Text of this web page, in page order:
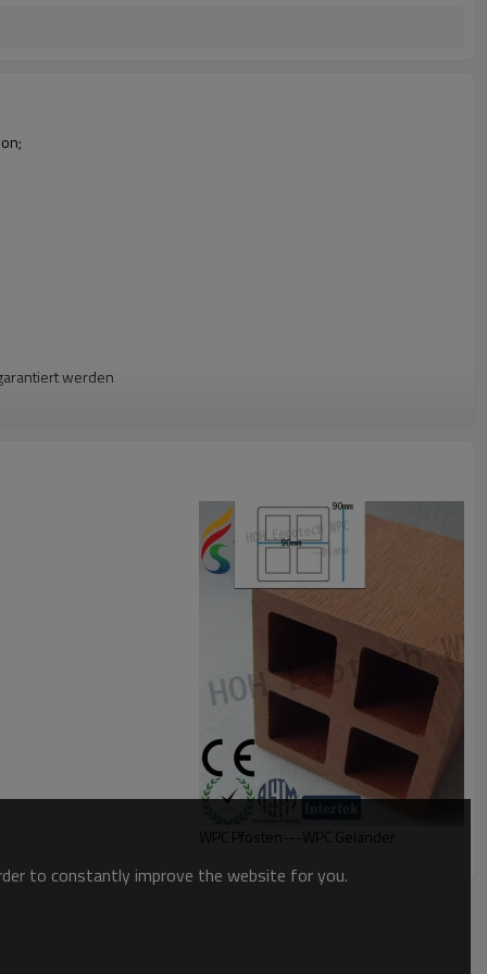
werden
WPC Pfosten---WPC Geländer
to constantly improve the website for you.